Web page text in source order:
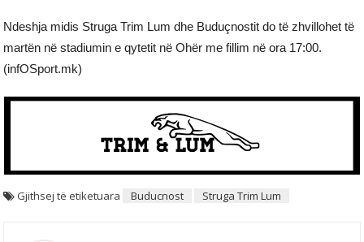
Ndeshja midis Struga Trim Lum dhe Buduçnostit do të zhvillohet të
martën në stadiumin e qytetit në Ohër me fillim në ora 17:00.
(infOSport.mk)
Gjithsej të etiketuara Buducnost Struga Trim Lum